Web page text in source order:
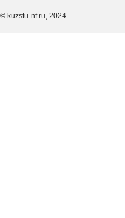
© kuzstu-nf.ru, 2024